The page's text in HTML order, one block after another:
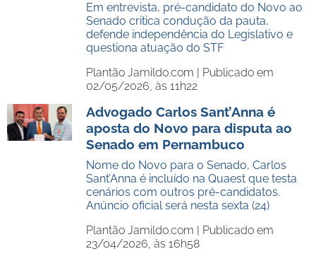
Em entrevista, pré-candidato do Novo ao
Senado critica condução da pauta,
defende independência do Legislativo e
questiona atuação do STF
Plantão Jamildo.com | Publicado em
02/05/2026, às 11h22
Advogado Carlos Sant’Anna é
aposta do Novo para disputa ao
Senado em Pernambuco
Nome do Novo para o Senado, Carlos
Sant’Anna é incluído na Quaest que testa
cenários com outros pré-candidatos.
Anúncio oficial será nesta sexta (24)
Plantão Jamildo.com | Publicado em
23/04/2026, às 16h58